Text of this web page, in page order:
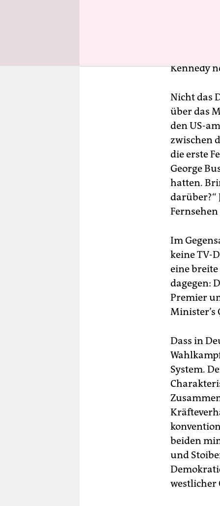
Debatte
Kennedy
Nicht das
über das
den US-
zwischen
die erste
George
hatten.
darüber?“
Fernsehen
Im
keine TV-
eine
dagegen:
Premier
Minister’s
Dass in
System.
beiden
und
westlicher